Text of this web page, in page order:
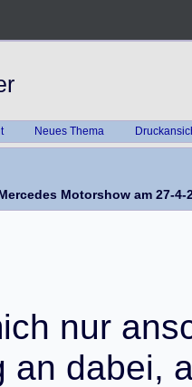
Neues Thema
Motorshow am 27-4-
ich nur ans
an dabei,